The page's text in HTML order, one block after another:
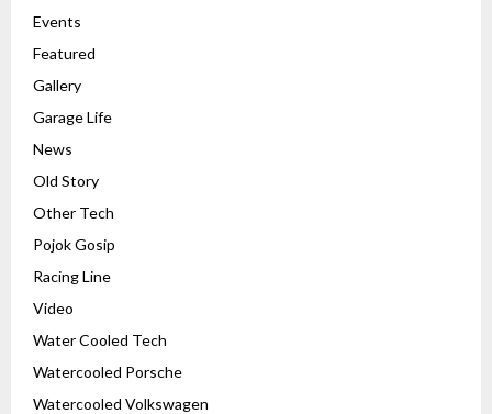
Events
Featured
Gallery
Garage Life
News
Old Story
Other Tech
Pojok Gosip
Racing Line
Video
Water Cooled Tech
Watercooled Porsche
Watercooled Volkswagen